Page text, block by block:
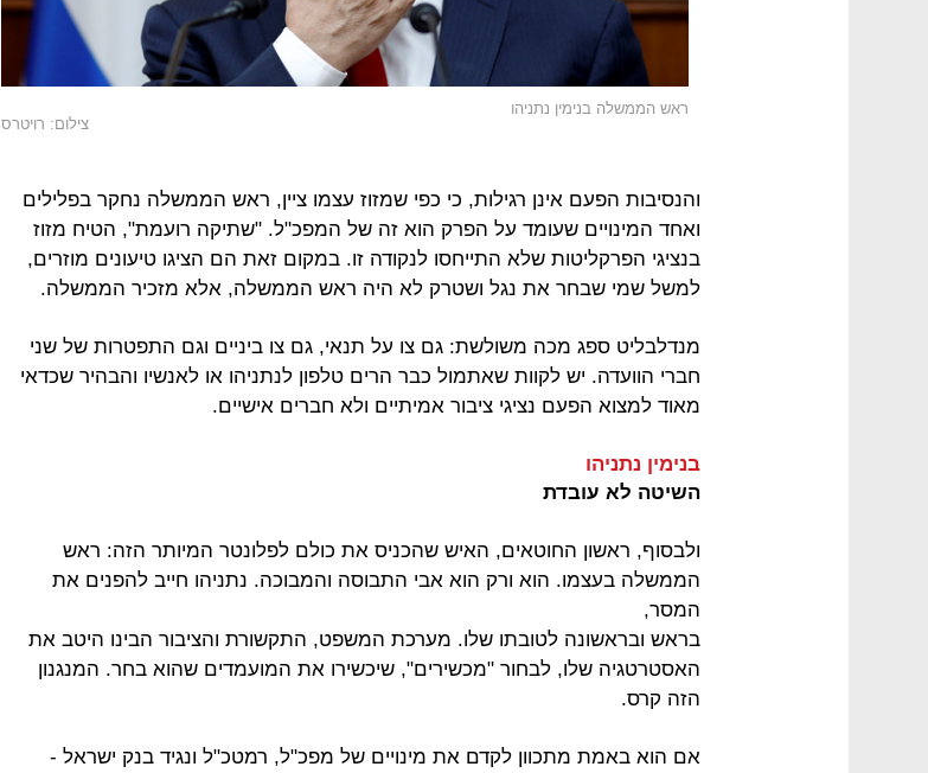
ראש הממשלה בנימין נתניהו
צילום: רויטרס
והנסיבות הפעם אינן רגילות, כי כפי שמזוז עצמו ציין, ראש הממשלה נחקר בפלילים
ואחד המינויים שעומד על הפרק הוא זה של המפכ"ל. "שתיקה רועמת", הטיח מזוז
בנציגי הפרקליטות שלא התייחסו לנקודה זו. במקום זאת הם הציגו טיעונים מוזרים,
למשל שמי שבחר את נגל ושטרק לא היה ראש הממשלה, אלא מזכיר הממשלה.
מנדלבליט ספג מכה משולשת: גם צו על תנאי, גם צו ביניים וגם התפטרות של שני
חברי הוועדה. יש לקוות שאתמול כבר הרים טלפון לנתניהו או לאנשיו והבהיר שכדאי
מאוד למצוא הפעם נציגי ציבור אמיתיים ולא חברים אישיים.
בנימין נתניהו
השיטה לא עובדת
ולבסוף, ראשון החוטאים, האיש שהכניס את כולם לפלונטר המיותר הזה: ראש
הממשלה בעצמו. הוא ורק הוא אבי התבוסה והמבוכה. נתניהו חייב להפנים את
המסר,
בראש ובראשונה לטובתו שלו. מערכת המשפט, התקשורת והציבור הבינו היטב את
האסטרטגיה שלו, לבחור "מכשירים", שיכשירו את המועמדים שהוא בחר. המנגנון
הזה קרס.
אם הוא באמת מתכוון לקדם את מינויים של מפכ"ל, רמטכ"ל ונגיד בנק ישראל -